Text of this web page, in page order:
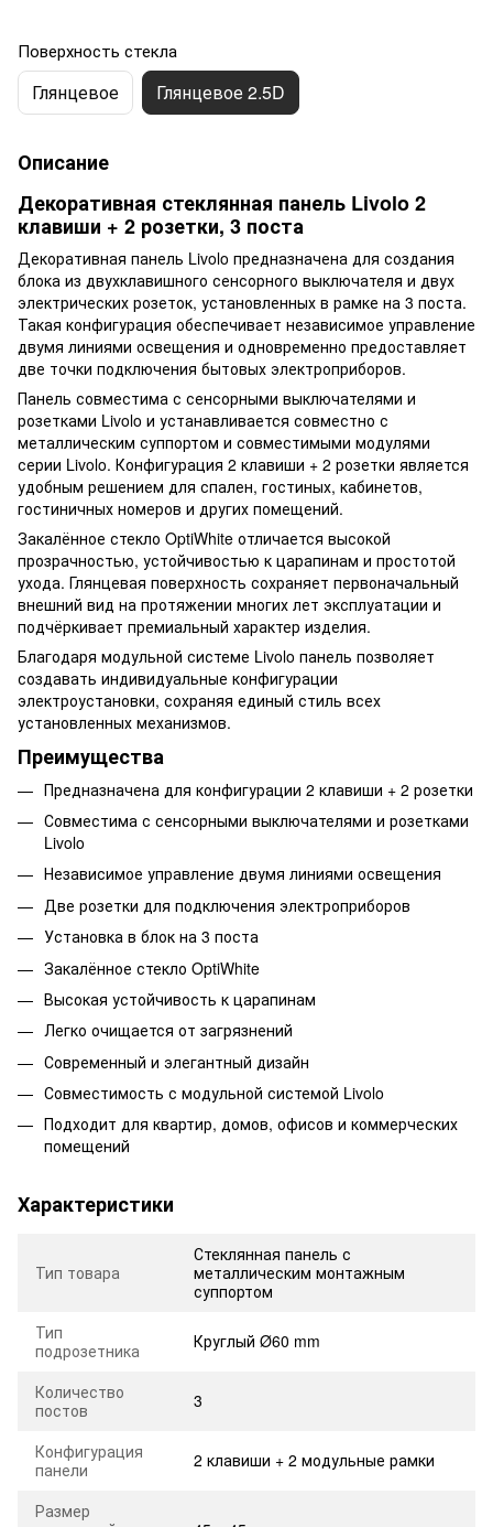
Поверхность стекла
Глянцевое Глянцевое 2.5D
Описание
Декоративная стеклянная панель Livolo 2
клавиши + 2 розетки, 3 поста
Декоративная панель Livolo предназначена для создания
блока из двухклавишного сенсорного выключателя и двух
электрических розеток, установленных в рамке на 3 поста.
Такая конфигурация обеспечивает независимое управление
двумя линиями освещения и одновременно предоставляет
две точки подключения бытовых электроприборов.
Панель совместима с сенсорными выключателями и
розетками Livolo и устанавливается совместно с
металлическим суппортом и совместимыми модулями
серии Livolo. Конфигурация 2 клавиши + 2 розетки является
удобным решением для спален, гостиных, кабинетов,
гостиничных номеров и других помещений.
Закалённое стекло OptiWhite отличается высокой
прозрачностью, устойчивостью к царапинам и простотой
ухода. Глянцевая поверхность сохраняет первоначальный
внешний вид на протяжении многих лет эксплуатации и
подчёркивает премиальный характер изделия.
Благодаря модульной системе Livolo панель позволяет
создавать индивидуальные конфигурации
электроустановки, сохраняя единый стиль всех
установленных механизмов.
Преимущества
Предназначена для конфигурации 2 клавиши + 2 розетки
Совместима с сенсорными выключателями и розетками
Livolo
Независимое управление двумя линиями освещения
Две розетки для подключения электроприборов
Установка в блок на 3 поста
Закалённое стекло OptiWhite
Высокая устойчивость к царапинам
Легко очищается от загрязнений
Современный и элегантный дизайн
Совместимость с модульной системой Livolo
Подходит для квартир, домов, офисов и коммерческих
помещений
Характеристики
Тип товара
Стеклянная панель с
металлическим монтажным
суппортом
Тип
подрозетника
Круглый Ø60 mm
Количество
постов
3
Конфигурация
панели
2 клавиши + 2 модульные рамки
Размер